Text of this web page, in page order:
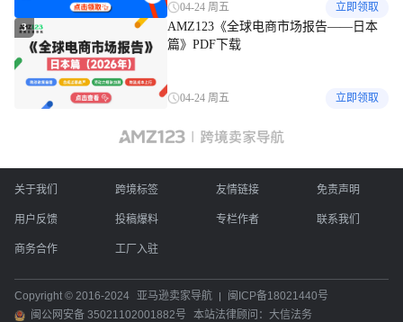
04-24 周五 立即领取
3
AMZ123《全球电商市场报告——日本
篇》PDF下载
04-24 周五 立即领取
关于我们 跨境标签 友情链接 免责声明
用户反馈 投稿爆料 专栏作者 联系我们
商务合作 工厂入驻
Copyright © 2016-2024 亚马逊卖家导航
闽ICP备18021440号
闽公网安备 35021102001882号
本站法律顾问：大信法务